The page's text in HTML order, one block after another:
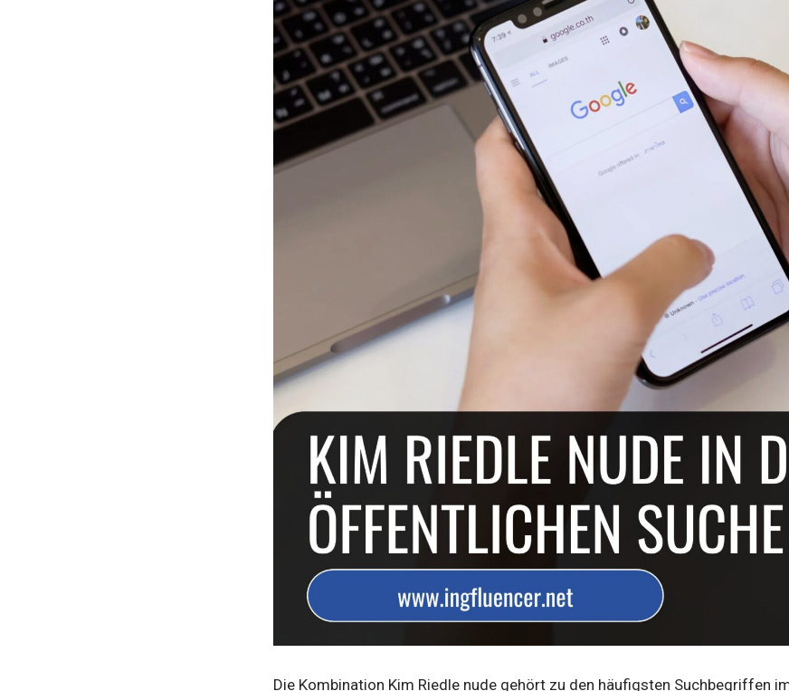
Die Kombination Kim Riedle nude gehört zu den häufigsten Suchbegriffen